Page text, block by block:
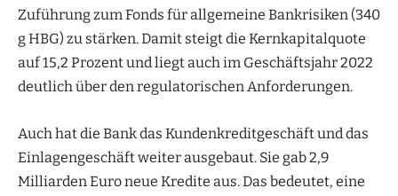
Zuführung zum Fonds für allgemeine Bankrisiken (340
g HBG) zu stärken. Damit steigt die Kernkapitalquote
auf 15,2 Prozent und liegt auch im Geschäftsjahr 2022
deutlich über den regulatorischen Anforderungen.
Auch hat die Bank das Kundenkreditgeschäft und das
Einlagengeschäft weiter ausgebaut. Sie gab 2,9
Milliarden Euro neue Kredite aus. Das bedeutet, eine